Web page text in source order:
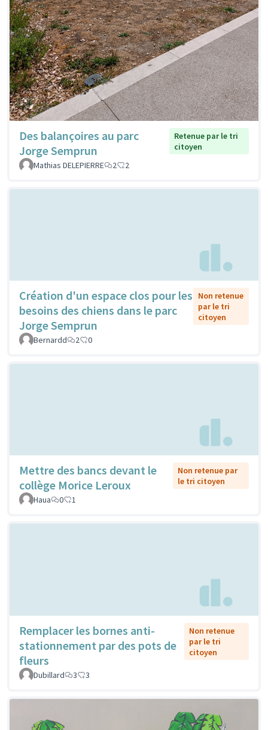
Des balançoires au parc
Jorge Semprun
Retenue par le tri
citoyen
Mathias DELEPIERRE
2 2
Création d'un espace clos pour les
besoins des chiens dans le parc
Jorge Semprun
Non retenue
par le tri
citoyen
Bernardd 2 0
Mettre des bancs devant le
collège Morice Leroux
Non retenue par
le tri citoyen
Haua
0 1
Remplacer les bornes anti-
stationnement par des pots de
fleurs
Non retenue
par le tri
citoyen
Dubillard 3 3